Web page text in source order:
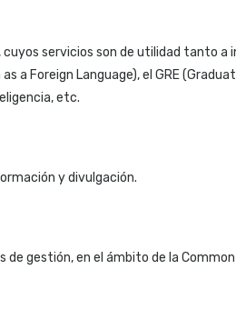
servicios son de utilidad tanto a
a Foreign Language), el GRE
etc.
y divulgación.
gestión, en el ámbito de la